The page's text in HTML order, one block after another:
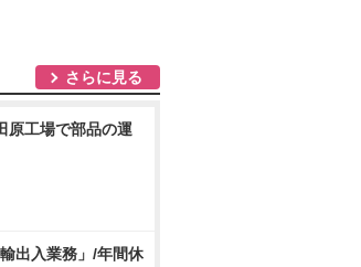
さらに見る
原工場で部品の運
出入業務」/年間休